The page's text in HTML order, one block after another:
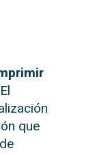
que